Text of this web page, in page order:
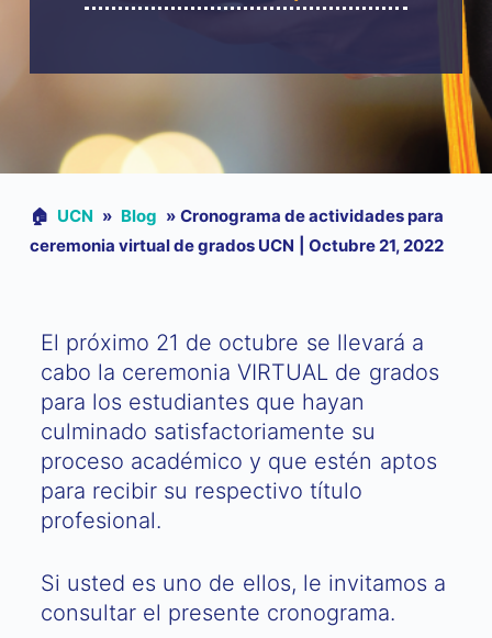
🏠︎ UCN » Blog » Cronograma de actividades para
ceremonia virtual de grados UCN | Octubre 21, 2022
El próximo 21 de octubre se llevará a
cabo la ceremonia VIRTUAL de grados
para los estudiantes que hayan
culminado satisfactoriamente su
proceso académico y que estén aptos
para recibir su respectivo título
profesional.
Si usted es uno de ellos, le invitamos a
consultar el presente cronograma.